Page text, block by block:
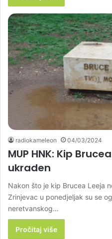
radiokameleon 04/03/2024
MUP HNK: Kip
ukraden
Nakon što je kip Brucea Leeja
Zrinjevac u ponedjeljak su se
neretvanskog…
Pročitaj više